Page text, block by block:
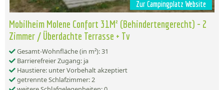
Zur Campingplatz Website
Mobilheim Molene Confort 31M² (Behindertengerecht) - 2
Zimmer / Überdachte Terrasse + Tv
Gesamt-Wohnfläche (in m²): 31
Barrierefreier Zugang: ja
Haustiere: unter Vorbehalt akzeptiert
getrennte Schlafzimmer: 2